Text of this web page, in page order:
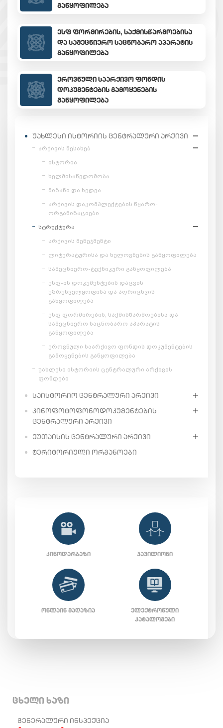
ᲒᲐᲜᲧᲝᲤᲘᲚᲔᲑᲐ
ᲔᲡᲤ ᲤᲝᲠᲛᲘᲠᲔᲑᲘᲡ, ᲡᲐᲥᲛᲘᲡᲬᲐᲠᲛᲝᲔᲑᲘᲡᲐ
ᲓᲐ ᲡᲐᲛᲔᲪᲜᲘᲔᲠᲝ ᲡᲐᲪᲜᲝᲑᲐᲠᲝ ᲐᲞᲐᲠᲐᲢᲘᲡ
ᲒᲐᲜᲧᲝᲤᲘᲚᲔᲑᲐ
ᲔᲠᲝᲕᲜᲣᲚᲘ ᲡᲐᲐᲠᲥᲘᲕᲝ ᲤᲝᲜᲓᲘᲡ
ᲓᲝᲙᲣᲛᲔᲜᲢᲔᲑᲘᲡ ᲒᲐᲛᲝᲧᲔᲜᲔᲑᲘᲡ
ᲒᲐᲜᲧᲝᲤᲘᲚᲔᲑᲐ
ᲣᲐᲮᲚᲔᲡᲘ ᲘᲡᲢᲝᲠᲘᲘᲡ ᲪᲔᲜᲢᲠᲐᲚᲣᲠᲘ ᲐᲠᲥᲘᲕᲘ
არქივის შესახებ
ისტორია
ხელმისაწვდომობა
მიზანი და ხედვა
არქივის დაკომპლექტების წყარო-
ორგანიზაციები
სტრუქტურა
არქივის მენეჯმენტი
ლიტერატურისა და ხელოვნების განყოფილება
სამეცნიერო-ტექნიკური განყოფილება
ესფ-ის დოკუმენტების დაცვის
უზრუნველყოფისა და აღრიცხვის
განყოფილება
ესფ ფორმირების, საქმისწარმოებისა და
სამეცნიერო საცნობარო აპარატის
განყოფილება
ეროვნული საარქივო ფონდის დოკუმენტების
გამოყენების განყოფილება
უახლესი ისტორიის ცენტრალური არქივის
ფონდები
ᲡᲐᲘᲡᲢᲝᲠᲘᲝ ᲪᲔᲜᲢᲠᲐᲚᲣᲠᲘ ᲐᲠᲥᲘᲕᲘ
ᲙᲘᲜᲝᲤᲝᲢᲝᲤᲝᲜᲝᲓᲝᲙᲣᲛᲔᲜᲢᲔᲑᲘᲡ
ᲪᲔᲜᲢᲠᲐᲚᲣᲠᲘ ᲐᲠᲥᲘᲕᲘ
ᲥᲣᲗᲐᲘᲡᲘᲡ ᲪᲔᲜᲢᲠᲐᲚᲣᲠᲘ ᲐᲠᲥᲘᲕᲘ
ᲢᲔᲠᲘᲢᲝᲠᲘᲣᲚᲘ ᲝᲠᲒᲐᲜᲝᲔᲑᲘ
ᲙᲘᲜᲝᲓᲐᲠᲑᲐᲖᲘ ᲞᲐᲕᲘᲚᲘᲝᲜᲘ
ᲝᲜᲚᲐᲘᲜ ᲛᲐᲦᲐᲖᲘᲐ
ᲔᲚᲔᲥᲢᲠᲝᲜᲣᲚᲘ
ᲙᲐᲢᲐᲚᲝᲒᲔᲑᲘ
ცხელი ხაზი
ᲒᲔᲜᲔᲠᲐᲚᲣᲠᲘ ᲘᲜᲡᲞᲔᲥᲪᲘᲐ